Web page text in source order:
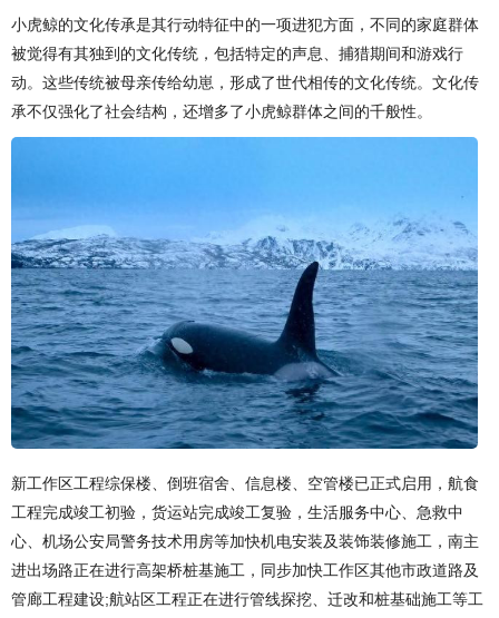
小虎鲸的文化传承是其行动特征中的一项进犯方面，不同的家庭群体
被觉得有其独到的文化传统，包括特定的声息、捕猎期间和游戏行
动。这些传统被母亲传给幼崽，形成了世代相传的文化传统。文化传
承不仅强化了社会结构，还增多了小虎鲸群体之间的千般性。
新工作区工程综保楼、倒班宿舍、信息楼、空管楼已正式启用，航食
工程完成竣工初验，货运站完成竣工复验，生活服务中心、急救中
心、机场公安局警务技术用房等加快机电安装及装饰装修施工，南主
进出场路正在进行高架桥桩基施工，同步加快工作区其他市政道路及
管廊工程建设;航站区工程正在进行管线探挖、迁改和桩基础施工等工